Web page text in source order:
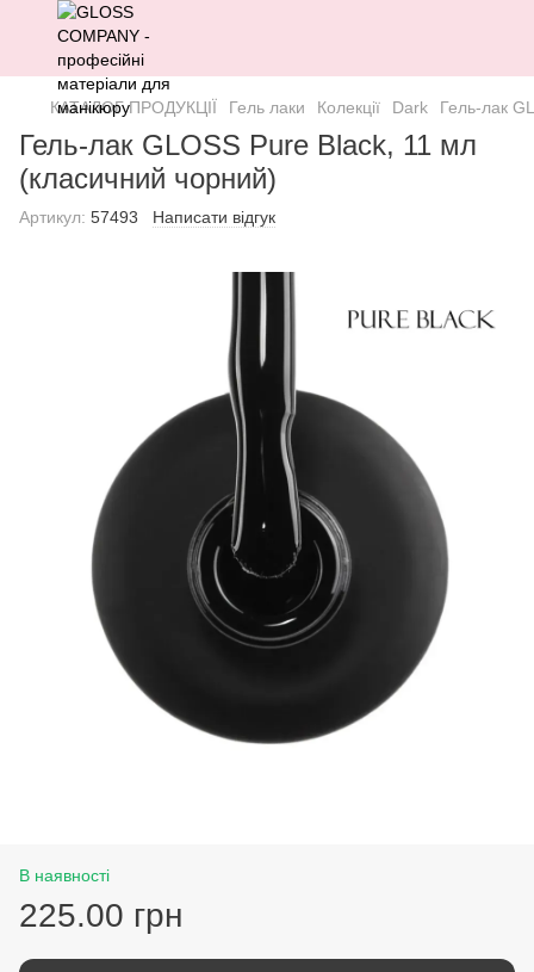
КАТАЛОГ ПРОДУКЦІЇ Гель лаки Колекції Dark Гель-лак
Гель-лак GLOSS Pure Black, 11 мл
(класичний чорний)
Артикул: 57493 Написати відгук
В наявності
225.00 грн